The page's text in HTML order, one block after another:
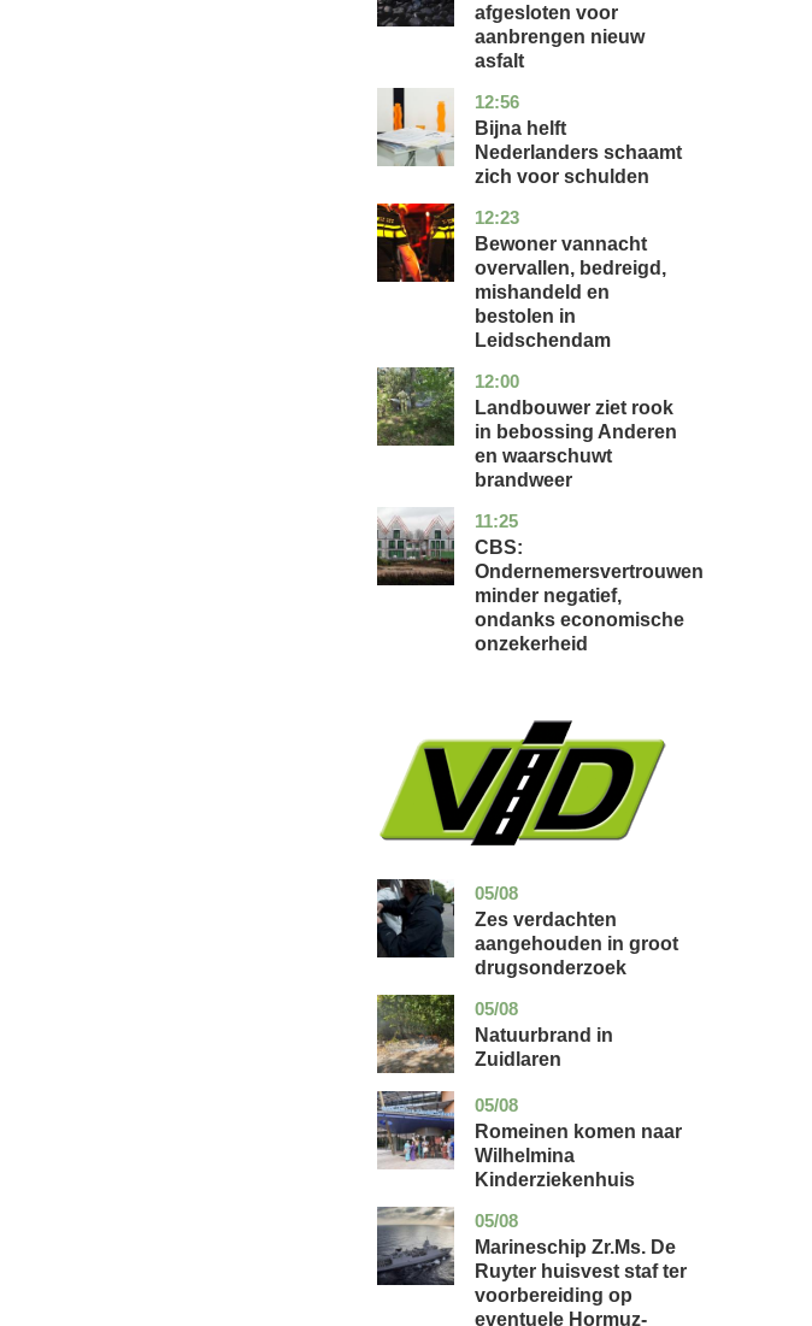
afgesloten voor
aanbrengen nieuw
asfalt
12:56
noord-
holland
economie
Bijna helft
Nederlanders schaamt
zich voor schulden
12:23
zuid-
holland
nieuws
Bewoner vannacht
overvallen, bedreigd,
mishandeld en
bestolen in
Leidschendam
12:00
drenthe
nieuws
Landbouwer ziet rook
in bebossing Anderen
en waarschuwt
brandweer
11:25
zuid-
holland
economie
CBS:
Ondernemersvertrouwen
minder negatief,
ondanks economische
onzekerheid
05/08
zuid-
holland
nieuws
Zes verdachten
aangehouden in groot
drugsonderzoek
05/08
drenthe
nieuws
Natuurbrand in
Zuidlaren
05/08
utrecht
nieuws
Romeinen komen naar
Wilhelmina
Kinderziekenhuis
05/08
zuid-
holland
nieuws
Marineschip Zr.Ms. De
Ruyter huisvest staf ter
voorbereiding op
eventuele Hormuz-